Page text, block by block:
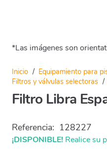
*Las imágenes son
Inicio / Equipamiento para
Filtros y válvulas selectoras /
Filtro Libra
Referencia: 128227
¡DISPONIBLE! Realice su